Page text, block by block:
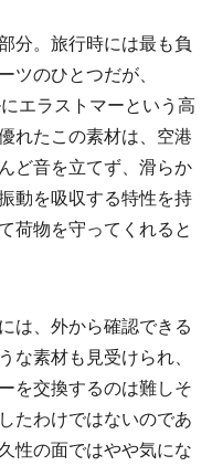
分。旅行時には最も負
のひとつだが、
エラストマーという高
れたこの素材は、空港
ど音を立てず、滑らか
動を吸収する特性を持
荷物を守ってくれると
は、外から確認できる
素材も見受けられ、
を交換するのは難しそ
たわけではないのであ
性の面ではやや気にな